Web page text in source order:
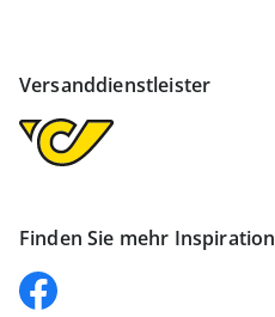
Versanddienstleister
Finden Sie mehr Inspiration